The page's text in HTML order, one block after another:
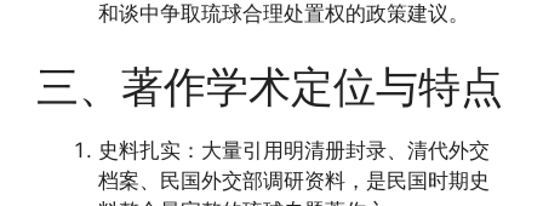
和谈中争取琉球合理处置权的政策建议。
三、著作学术定位与特点
史料扎实：大量引用明清册封录、清代外交
档案、民国外交部调研资料，是民国时期史